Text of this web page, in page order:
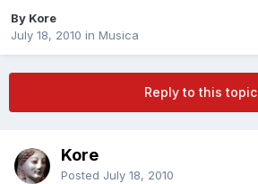
By Kore
July 18, 2010 in Musica
Reply to this topic
Kore
Posted July 18, 2010